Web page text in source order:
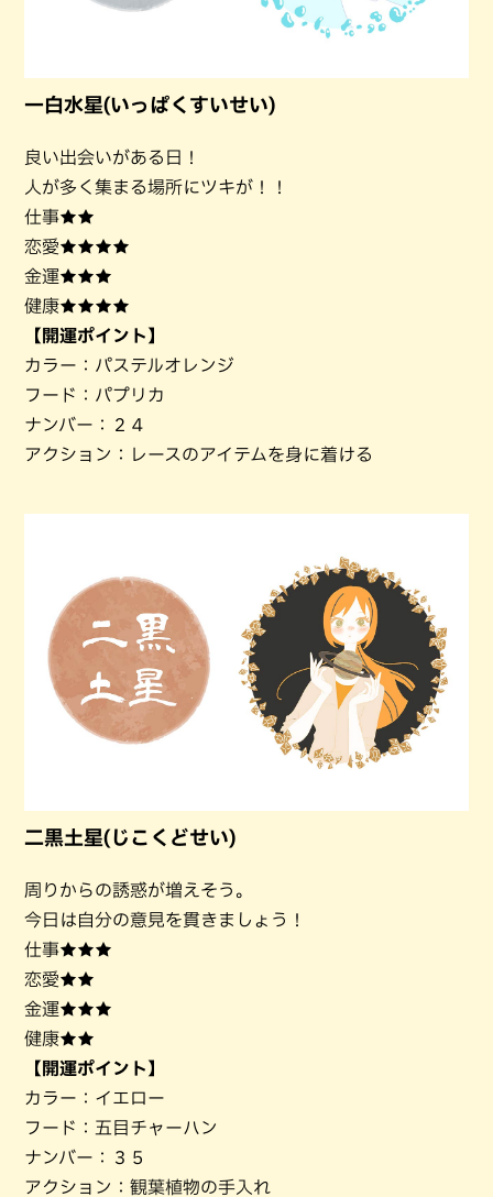
一白水星(いっぱくすいせい)
良い出会いがある日！
人が多く集まる場所にツキが！！
仕事★★
恋愛★★★★
金運★★★
健康★★★★
【開運ポイント】
カラー：パステルオレンジ
フード：パプリカ
ナンバー：２４
アクション：レースのアイテムを身に着ける
二黒土星(じこくどせい)
周りからの誘惑が増えそう。
今日は自分の意見を貫きましょう！
仕事★★★
恋愛★★
金運★★★
健康★★
【開運ポイント】
カラー：イエロー
フード：五目チャーハン
ナンバー：３５
アクション：観葉植物の手入れ